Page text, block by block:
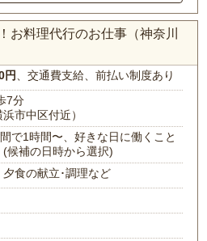
お料理代行のお仕事（神奈川
円 、交通費支給、前払い制度あり
7分
浜市中区付近）
で1時間〜、好きな日に働くこと
候補の日時から選択)
食の献立･調理など